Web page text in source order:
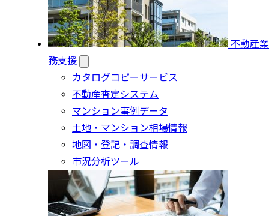
不動産業
務支援
カタログコピーサービス
不動産査定システム
マンション事例データ
土地・マンション相場情報
地図・登記・調査情報
市況分析ツール